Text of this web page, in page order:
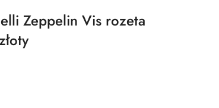
Zeppelin Vis rozeta